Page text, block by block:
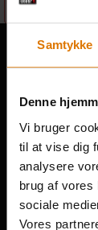
Samtykke
Denne
Vi bruger
til at vise dig
analysere
brug af vores
sociale
Vores
Vi kan desværre
INDUSTRIVEJ 52
ROSKILDE
4000
Danmark